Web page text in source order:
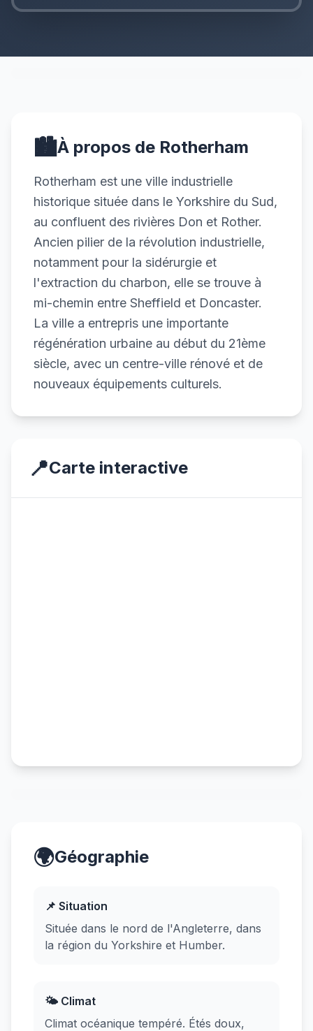
🏙️À propos de Rotherham
Rotherham est une ville industrielle
historique située dans le Yorkshire du Sud,
au confluent des rivières Don et Rother.
Ancien pilier de la révolution industrielle,
notamment pour la sidérurgie et
l'extraction du charbon, elle se trouve à
mi-chemin entre Sheffield et Doncaster.
La ville a entrepris une importante
régénération urbaine au début du 21ème
siècle, avec un centre-ville rénové et de
nouveaux équipements culturels.
📍Carte interactive
🌍Géographie
📌 Situation
Située dans le nord de l'Angleterre, dans
la région du Yorkshire et Humber.
🌤️ Climat
Climat océanique tempéré. Étés doux,